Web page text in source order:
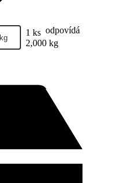
kg 1 ks odpovídá
2,000 kg